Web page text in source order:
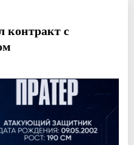
контракт с